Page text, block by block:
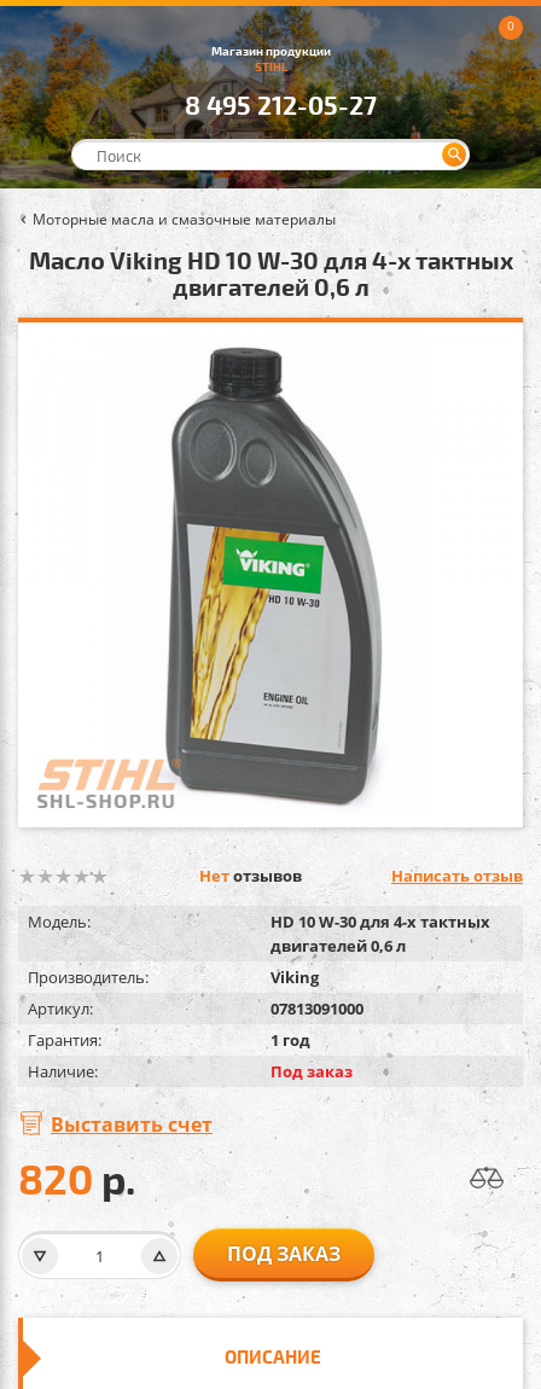
Магазин продукции
STIHL
8 495 212-05-27
0
Моторные масла и смазочные материалы
Масло Viking HD 10 W-30 для 4-х тактных
двигателей 0,6 л
Нетотзывов Написать отзыв
Модель:
HD 10 W-30 для 4-х тактных
двигателей 0,6 л
Производитель:
Viking
Артикул:
07813091000
Гарантия:
1 год
Наличие:
Под заказ
Выставить счет
820 р.
ПОД ЗАКАЗ
ОПИСАНИЕ